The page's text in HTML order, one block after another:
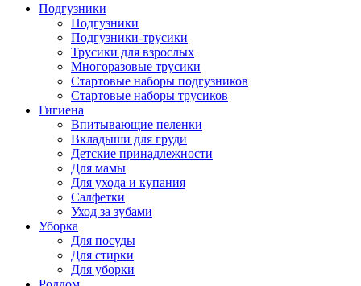
Подгузники
Подгузники
Подгузники-трусики
Трусики для взрослых
Многоразовые трусики
Стартовые наборы подгузников
Стартовые наборы трусиков
Гигиена
Впитывающие пеленки
Вкладыши для груди
Детские принадлежности
Для мамы
Для ухода и купания
Салфетки
Уход за зубами
Уборка
Для посуды
Для стирки
Для уборки